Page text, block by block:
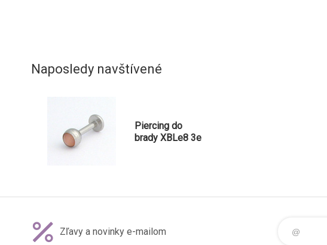
Naposledy navštívené
Piercing do
brady XBLe8 3e
Zľavy a novinky e-mailom